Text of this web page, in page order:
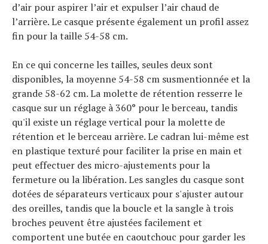
d’air pour aspirer l’air et expulser l’air chaud de
l’arrière. Le casque présente également un profil assez
fin pour la taille 54-58 cm.
En ce qui concerne les tailles, seules deux sont
disponibles, la moyenne 54-58 cm susmentionnée et la
grande 58-62 cm. La molette de rétention resserre le
casque sur un réglage à 360° pour le berceau, tandis
qu'il existe un réglage vertical pour la molette de
rétention et le berceau arrière. Le cadran lui-même est
en plastique texturé pour faciliter la prise en main et
peut effectuer des micro-ajustements pour la
fermeture ou la libération. Les sangles du casque sont
dotées de séparateurs verticaux pour s'ajuster autour
des oreilles, tandis que la boucle et la sangle à trois
broches peuvent être ajustées facilement et
comportent une butée en caoutchouc pour garder les
Actualités
Technologies
Tests de produits
Conseils